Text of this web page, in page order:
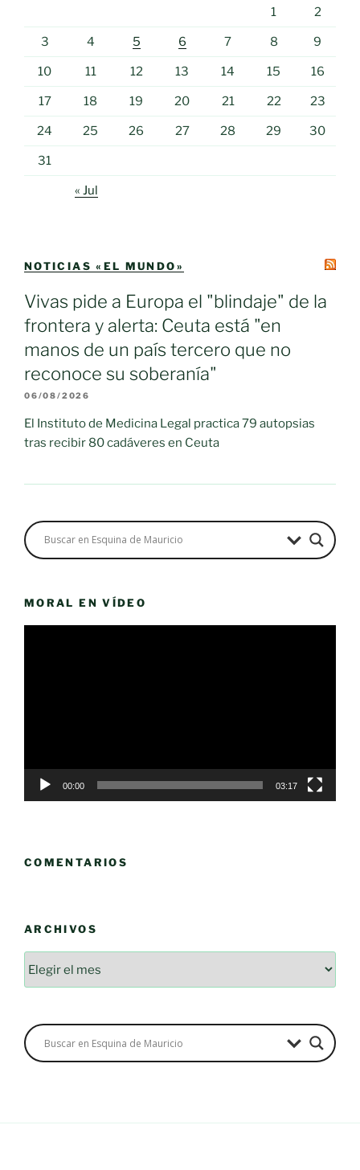
1 2
3 4 5 6 7 8 9
10 11 12 13 14 15 16
17 18 19 20 21 22 23
24 25 26 27 28 29 30
31
« Jul
NOTICIAS «EL MUNDO»
Vivas pide a Europa el "blindaje" de la
frontera y alerta: Ceuta está "en
manos de un país tercero que no
reconoce su soberanía"
06/08/2026
El Instituto de Medicina Legal practica 79 autopsias
tras recibir 80 cadáveres en Ceuta
MORAL EN VÍDEO
00:00 03:17
COMENTARIOS
ARCHIVOS